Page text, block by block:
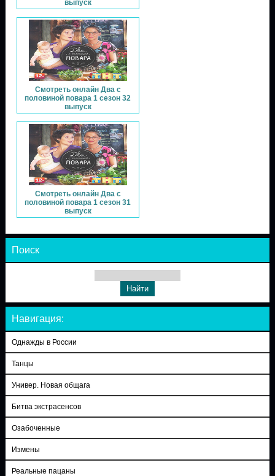
выпуск
Смотреть онлайн Два с
половиной повара 1 сезон 32
выпуск
Смотреть онлайн Два с
половиной повара 1 сезон 31
выпуск
Поиск
Навигация:
Однажды в России
Танцы
Универ. Новая общага
Битва экстрасенсов
Озабоченные
Измены
Реальные пацаны